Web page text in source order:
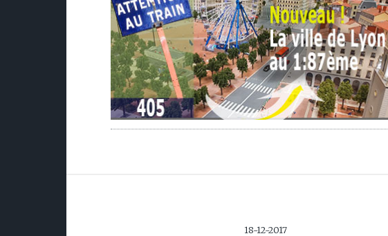
18-12-2017